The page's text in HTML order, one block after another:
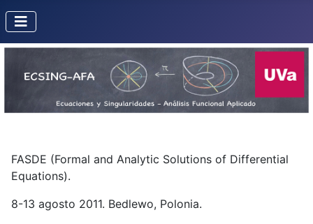
FASDE (Formal and Analytic Solutions of Differential
Equations).
8-13 agosto 2011. Bedlewo, Polonia.